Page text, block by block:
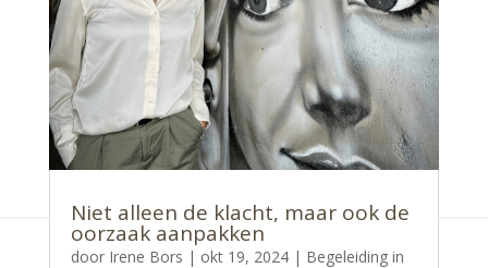
Niet alleen de klacht, maar ook de
oorzaak aanpakken
door Irene Bors | okt 19, 2024| Begeleiding in